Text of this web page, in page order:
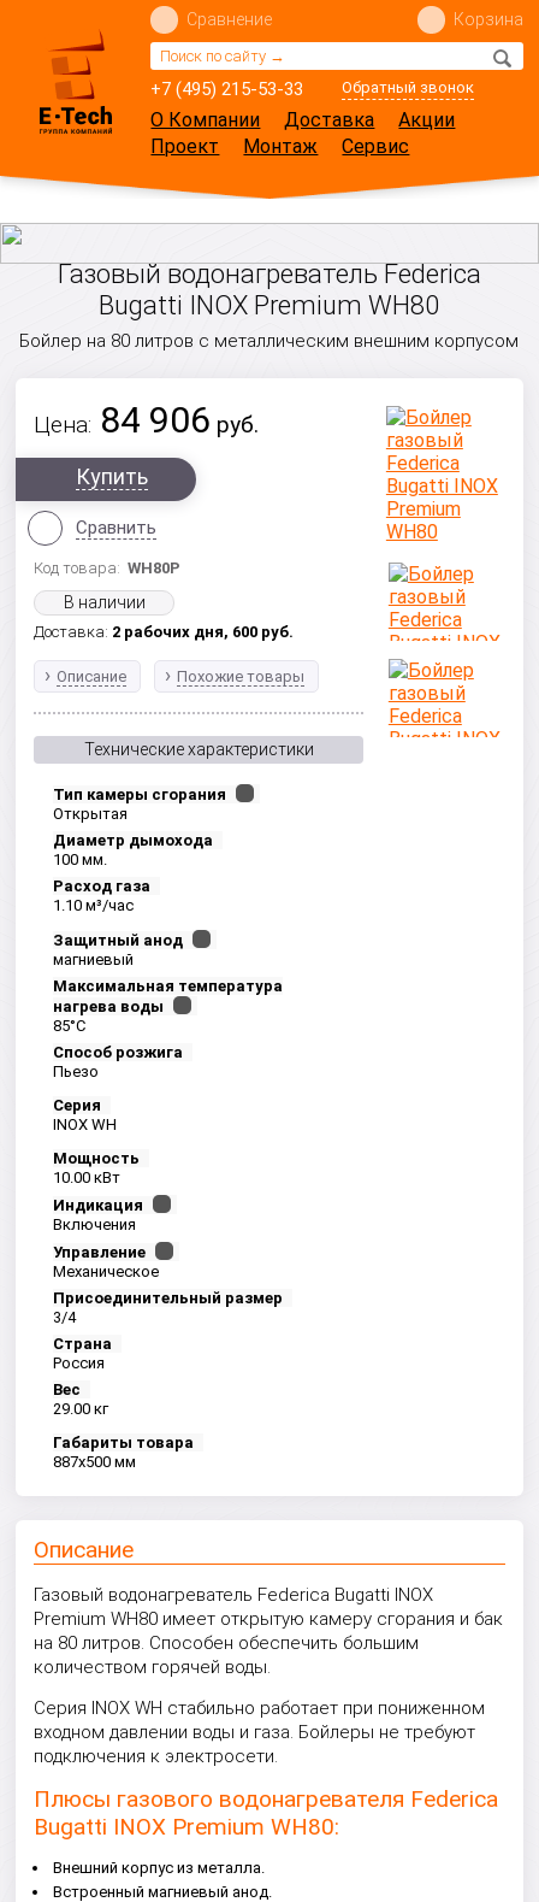
+7 (495) 215-53-33 Обратный звонок
Сравнение Корзина
О Компании Доставка
Акции
Проект
Монтаж Сервис
Газовый водонагреватель Federica
Bugatti INOX Premium WH80
Бойлер на 80 литров с металлическим внешним корпусом
Цена: 84 906 руб.
Купить
Сравнить
Код товара:WH80P
В наличии
Доставка: 2 рабочих дня, 600 руб.
Описание Похожие товары
Технические характеристики
Тип камеры сгорания
Открытая
Диаметр дымохода
100 мм.
Расход газа
1.10 м³/час
Защитный анод
магниевый
Максимальная температура
нагрева воды
85°С
Способ розжига
Пьезо
Серия
INOX WH
Мощность
10.00 кВт
Индикация
Включения
Управление
Механическое
Присоединительный размер
3/4
Страна
Россия
Вес
29.00 кг
Габариты товара
887x500 мм
Описание
Газовый водонагреватель Federica Bugatti INOX
Premium WH80 имеет открытую камеру сгорания и бак
на 80 литров. Способен обеспечить большим
количеством горячей воды.
Серия INOX WH стабильно работает при пониженном
входном давлении воды и газа. Бойлеры не требуют
подключения к электросети.
Плюсы газового водонагревателя Federica
Bugatti INOX Premium WH80:
Внешний корпус из металла.
Встроенный магниевый анод.